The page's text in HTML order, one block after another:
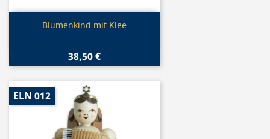
Vorschau
Blumenkind mit Klee
38,50 €
ELN 012